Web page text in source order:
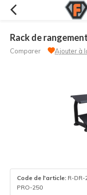
Rack de
Comparer Ajouter à
Code de l'article: R-DR-
PRO-250